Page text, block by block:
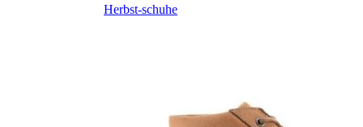
Herbst-schuhe